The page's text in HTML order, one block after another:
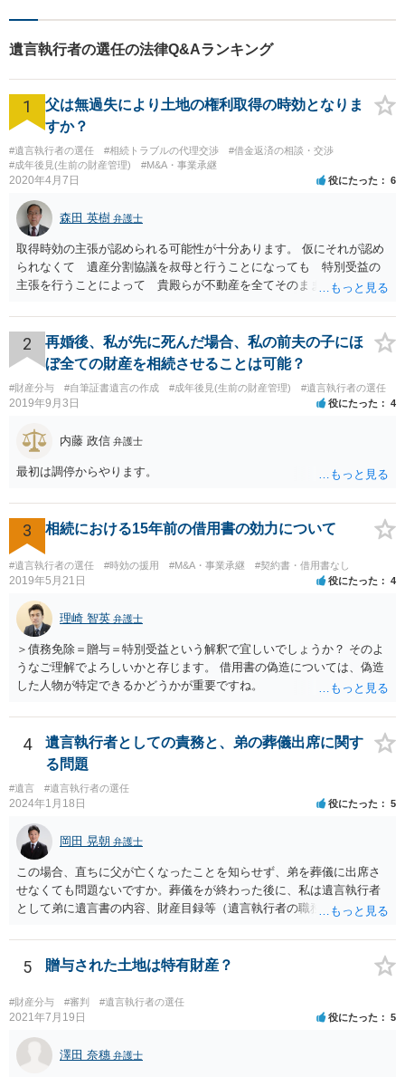
遺言執行者の選任の法律Q&Aランキング
1
父は無過失により土地の権利取得の時効となりま
すか？
#遺言執行者の選任 #相続トラブルの代理交渉
#借金返済の相談・交渉
#成年後見(生前の財産管理)
#M&A・事業承継
2020年4月7日 役にたった 6
森田 英樹 弁護士
取得時効の主張が認められる可能性が十分あります。 仮にそれが認め
られなくて 遺産分割協議を叔母と行うことになっても 特別受益の
主張を行うことによって 貴殿らが不動産を全てそのまま取得できる
2
再婚後、私が先に死んだ場合、私の前夫の子にほ
ぼ全ての財産を相続させることは可能？
#財産分与 #自筆証書遺言の作成 #成年後見(生前の財産管理) #遺言執行者の選任
2019年9月3日 役にたった 4
内藤 政信 弁護士
最初は調停からやります。
3 相続における15年前の借用書の効力について
#遺言執行者の選任 #時効の援用 #M&A・事業承継 #契約書・借用書なし
2019年5月21日 役にたった 4
理崎 智英 弁護士
＞債務免除＝贈与＝特別受益という解釈で宜しいでしょうか？ そのよ
うなご理解でよろしいかと存じます。 借用書の偽造については、偽造
した人物が特定できるかどうかが重要ですね。
4
遺言執行者としての責務と、弟の葬儀出席に関す
る問題
#遺言 #遺言執行者の選任
2024年1月18日 役にたった 5
岡田 晃朝 弁護士
この場合、直ちに父が亡くなったことを知らせず、弟を葬儀に出席さ
せなくても問題ないですか。葬儀をが終わった後に、私は遺言執行者
として弟に遺言書の内容、財産目録等（遺言執行者の職務）を知らせ
るかは喪主の自由です。 呼ばなくてもかまいません。 そもそも、そう
いう法律関係にありません。 遺言の内容と遺産の総額の通知、公正証
で、対応しましょう。 そのあとは遺留分の請求などがあればそれへの
対応となるでしょう。
5 贈与された土地は特有財産？
#財産分与 #審判 #遺言執行者の選任
2021年7月19日 役にたった 5
澤田 奈穗 弁護士